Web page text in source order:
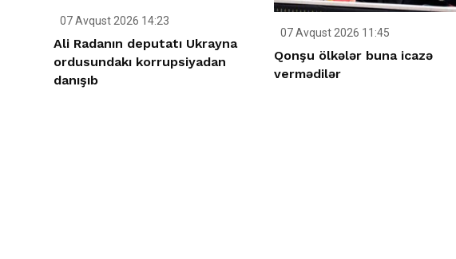
07 Avqust 2026 14:23
Ali Radanın deputatı Ukrayna
ordusundakı korrupsiyadan
danışıb
07 Avqust 2026 11:45
Qonşu ölkələr buna icazə
vermədilər